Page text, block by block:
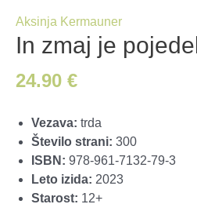
Aksinja Kermauner
In zmaj je
24.90 €
Vezava: trda
Število strani: 300
ISBN: 978-961-7132-79-3
Leto izida: 2023
Starost: 12+